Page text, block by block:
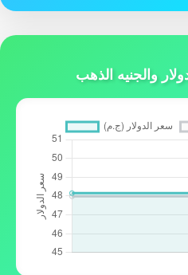
والجنيه الذهب